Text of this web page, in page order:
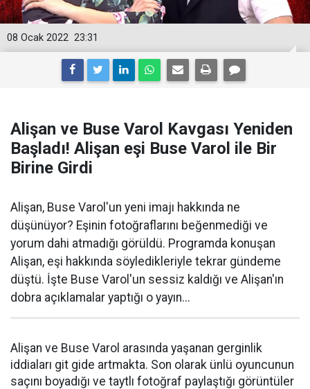
23:31
08 Ocak 2022
Alişan ve Buse Varol Kavgası Yeniden
Başladı! Alişan eşi Buse Varol ile Bir
Birine Girdi
Alişan, Buse Varol'un yeni imajı hakkında ne
düşünüyor? Eşinin fotoğraflarını beğenmediği ve
yorum dahi atmadığı görüldü. Programda konuşan
Alişan, eşi hakkında söyledikleriyle tekrar gündeme
düştü. İşte Buse Varol'un sessiz kaldığı ve Alişan'ın
dobra açıklamalar yaptığı o yayın...
Alişan ve Buse Varol arasında yaşanan gerginlik
iddiaları git gide artmakta. Son olarak ünlü oyuncunun
saçını boyadığı ve taytlı fotoğraf paylaştığı görüntüler